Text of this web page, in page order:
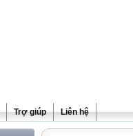
Trợ giúp Liên hệ